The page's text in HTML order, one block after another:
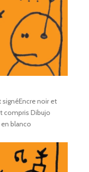
noir et
compris Dibujo
blanco